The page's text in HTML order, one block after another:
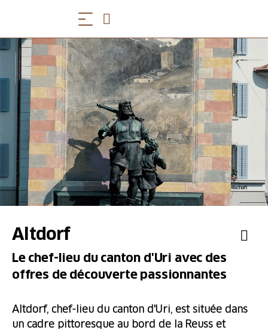
Altdorf
Le chef-lieu du canton d'Uri avec des
offres de découverte passionnantes
Altdorf, chef-lieu du canton d'Uri, est située dans
un cadre pittoresque au bord de la Reuss et